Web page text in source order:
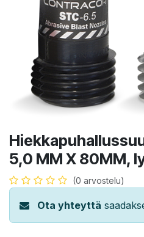
5,0 MM X 80MM,
(0 arvostelu)
Ota yhteyttä